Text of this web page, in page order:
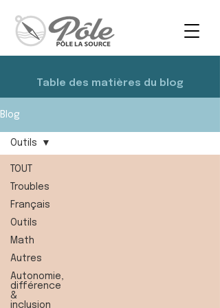
Table des matières du blog
Blog
TOUT
Troubles
Français
Outils
Math
Autres
Autonomie,
différence
&
inclusion
Outils